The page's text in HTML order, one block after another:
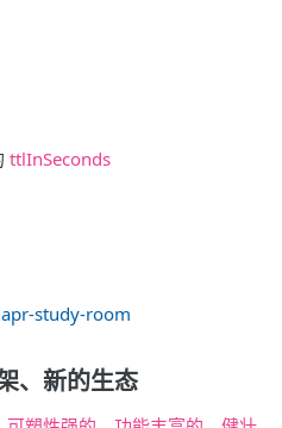
ttlInSeconds
study-room
、新的生态